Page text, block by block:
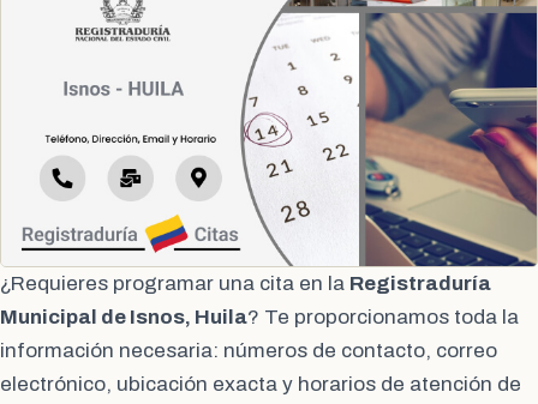
¿Requieres programar una cita en la Registraduría
Municipal de Isnos, Huila? Te proporcionamos toda la
información necesaria: números de contacto, correo
electrónico, ubicación exacta y horarios de atención de